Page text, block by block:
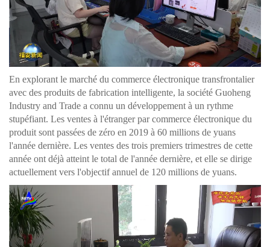
En explorant le marché du commerce électronique transfrontalier
avec des produits de fabrication intelligente, la société Guoheng
Industry and Trade a connu un développement à un rythme
stupéfiant. Les ventes à l'étranger par commerce électronique du
produit sont passées de zéro en 2019 à 60 millions de yuans
l'année dernière. Les ventes des trois premiers trimestres de cette
année ont déjà atteint le total de l'année dernière, et elle se dirige
actuellement vers l'objectif annuel de 120 millions de yuans.